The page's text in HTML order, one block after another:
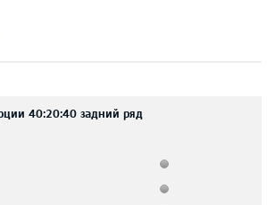
40:20:40 задний ряд